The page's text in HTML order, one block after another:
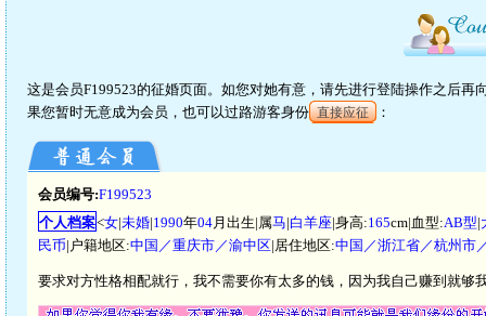
这是会员F199523的征婚页面。如您对她有意，请先进行登陆操作之后
果您暂时无意成为会员，也可以过路游客身份 直接应征 ：
会员编号:F199523
个人档案<女|未婚|1990年04月出生|属马|白羊座|身高:165cm|血型:AB型|
民币|户籍地区:中国／重庆市／渝中区|居住地区:中国／浙江省／杭州市
要求对方性格相配就行，我不需要你有太多的钱，因为我自己赚到就够